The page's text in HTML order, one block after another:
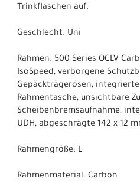
Trinkflaschen auf.
Geschlecht: Uni
Rahmen: 500 Series OCLV
IsoSpeed, verborgene
Gepäckträgerösen,
Rahmentasche, unsichtbare
Scheibenbremsaufnahme,
UDH, abgeschrägte 142 x 12
Rahmengröße: L
Rahmenmaterial: Carbon